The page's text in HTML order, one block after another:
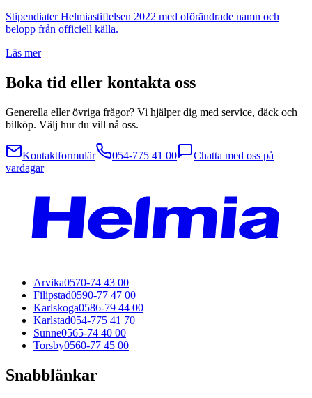
Stipendiater Helmiastiftelsen 2022 med oförändrade namn och
belopp från officiell källa.
Läs mer
Boka tid eller kontakta oss
Generella eller övriga frågor? Vi hjälper dig med service, däck och
bilköp. Välj hur du vill nå oss.
Kontaktformulär 054-775 41 00
Chatta med oss på
vardagar
Arvika0570-74 43 00
Filipstad0590-77 47 00
Karlskoga0586-79 44 00
Karlstad054-775 41 70
Sunne0565-74 40 00
Torsby0560-77 45 00
Snabblänkar